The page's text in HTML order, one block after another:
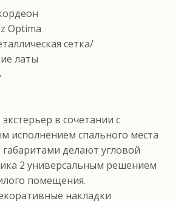
Optima
сетка/
латы
в сочетании с
исполнением спального места
делают угловой
2 универсальным решением
помещения.
накладки